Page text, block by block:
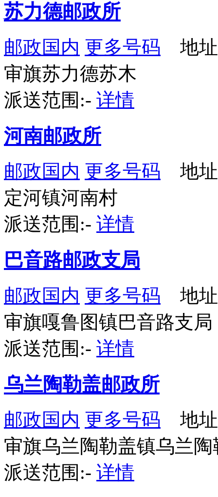
苏力德邮政所
邮政国内 更多号码 地址
审旗苏力德苏木
派送范围:- 详情
河南邮政所
邮政国内 更多号码 地址
定河镇河南村
派送范围:- 详情
巴音路邮政支局
邮政国内 更多号码 地址
审旗嘎鲁图镇巴音路支局
派送范围:- 详情
乌兰陶勒盖邮政所
邮政国内 更多号码 地址
审旗乌兰陶勒盖镇乌兰陶
派送范围:- 详情